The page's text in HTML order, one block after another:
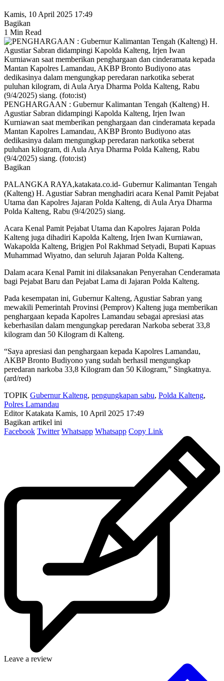
Kamis, 10 April 2025 17:49
Bagikan
1 Min Read
PENGHARGAAN : Gubernur Kalimantan Tengah (Kalteng) H.
Agustiar Sabran didampingi Kapolda Kalteng, Irjen Iwan
Kurniawan saat memberikan penghargaan dan cinderamata kepada
Mantan Kapolres Lamandau, AKBP Bronto Budiyono atas
dedikasinya dalam mengungkap peredaran narkotika seberat
puluhan kilogram, di Aula Arya Dharma Polda Kalteng, Rabu
(9/4/2025) siang. (foto:ist)
Bagikan
PALANGKA RAYA,katakata.co.id- Gubernur Kalimantan Tengah
(Kalteng) H. Agustiar Sabran menghadiri acara Kenal Pamit Pejabat
Utama dan Kapolres Jajaran Polda Kalteng, di Aula Arya Dharma
Polda Kalteng, Rabu (9/4/2025) siang.
Acara Kenal Pamit Pejabat Utama dan Kapolres Jajaran Polda
Kalteng juga dihadiri Kapolda Kalteng, Irjen Iwan Kurniawan,
Wakapolda Kalteng, Brigjen Pol Rakhmad Setyadi, Bupati Kapuas
Muhammad Wiyatno, dan seluruh Jajaran Polda Kalteng.
Dalam acara Kenal Pamit ini dilaksanakan Penyerahan Cenderamata
bagi Pejabat Baru dan Pejabat Lama di Jajaran Polda Kalteng.
Pada kesempatan ini, Gubernur Kalteng, Agustiar Sabran yang
mewakili Pemerintah Provinsi (Pemprov) Kalteng juga memberikan
penghargaan kepada Kapolres Lamandau sebagai apresiasi atas
keberhasilan dalam mengungkap peredaran Narkoba seberat 33,8
kilogram dan 50 Kilogram di Kalteng.
“Saya apresiasi dan penghargaan kepada Kapolres Lamandau,
AKBP Bronto Budiyono yang sudah berhasil mengungkap
peredaran narkoba 33,8 Kilogram dan 50 Kilogram,” Singkatnya.
(ard/red)
TOPIK Gubernur Kalteng, pengungkapan sabu, Polda Kalteng,
Polres Lamandau
Editor Katakata Kamis, 10 April 2025 17:49
Bagikan artikel ini
Facebook Twitter Whatsapp Whatsapp Copy Link
Leave a review